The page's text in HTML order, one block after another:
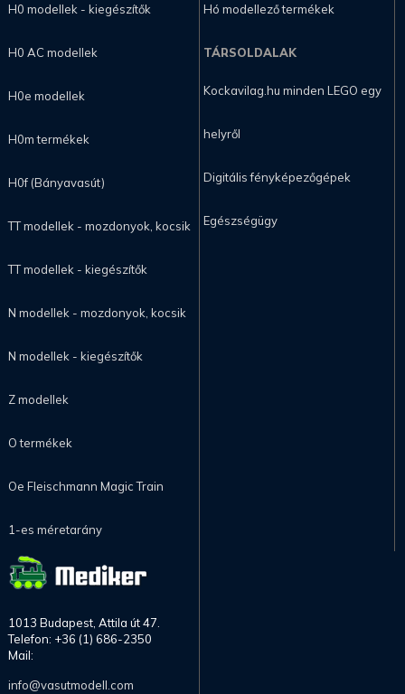
H0 modellek - kiegészítők
H0 AC modellek
H0e modellek
H0m termékek
H0f (Bányavasút)
TT modellek - mozdonyok, kocsik
TT modellek - kiegészítők
N modellek - mozdonyok, kocsik
N modellek - kiegészítők
Z modellek
O termékek
Oe Fleischmann Magic Train
1-es méretarány
Hó modellező termékek
TÁRSOLDALAK
Kockavilag.hu minden LEGO egy
helyről
Digitális fényképezőgépek
Egészségügy
1013 Budapest, Attila út 47.
Telefon: +36 (1) 686-2350
Mail:
info@vasutmodell.com